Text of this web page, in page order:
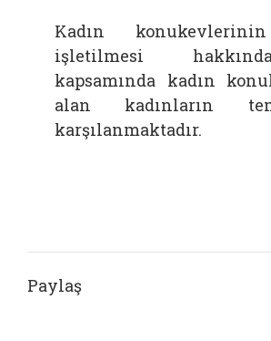
Kadın
işletilmesi
kapsamında kadın
alan kadınların
karşılanmaktadır.
Paylaş